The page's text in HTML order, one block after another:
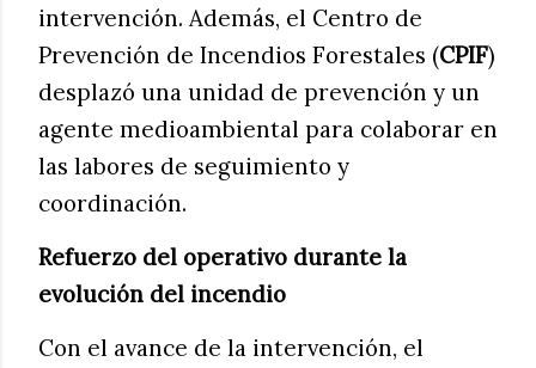
intervención. Además, el Centro de
Prevención de Incendios Forestales (CPIF)
desplazó una unidad de prevención y un
agente medioambiental para colaborar en
las labores de seguimiento y
coordinación.
Refuerzo del operativo durante la
evolución del incendio
Con el avance de la intervención, el